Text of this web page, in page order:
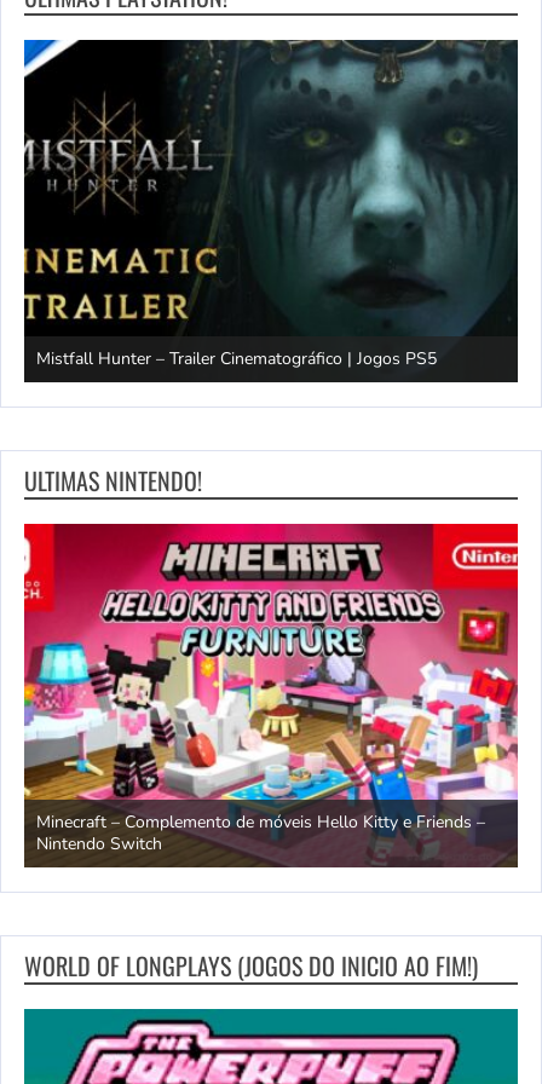
Mistfall Hunter – Trailer Cinematográfico | Jogos PS5
ULTIMAS NINTENDO!
Minecraft – Complemento de móveis Hello Kitty e Friends –
Nintendo Switch
WORLD OF LONGPLAYS (JOGOS DO INICIO AO FIM!)